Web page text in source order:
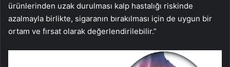
ürünlerinden uzak durulması kalp hastalığı riskinde
azalmayla birlikte, sigaranın bırakılması için de uygun bir
ortam ve fırsat olarak değerlendirilebilir.”